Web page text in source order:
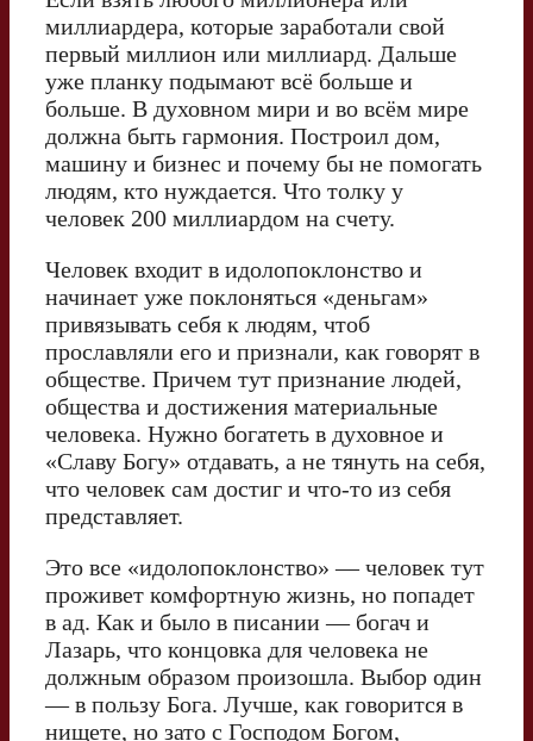
миллиардера, которые заработали свой
первый миллион или миллиард. Дальше
уже планку подымают всё больше и
больше. В духовном мири и во всём мире
должна быть гармония. Построил дом,
машину и бизнес и почему бы не помогать
людям, кто нуждается. Что толку у
человек 200 миллиардом на счету.
Человек входит в идолопоклонство и
начинает уже поклоняться «деньгам»
привязывать себя к людям, чтоб
прославляли его и признали, как говорят в
обществе. Причем тут признание людей,
общества и достижения материальные
человека. Нужно богатеть в духовное и
«Славу Богу» отдавать, а не тянуть на себя,
что человек сам достиг и что-то из себя
представляет.
Это все «идолопоклонство» — человек тут
проживет комфортную жизнь, но попадет
в ад. Как и было в писании — богач и
Лазарь, что концовка для человека не
должным образом произошла. Выбор один
— в пользу Бога. Лучше, как говорится в
нищете, но зато с Господом Богом,